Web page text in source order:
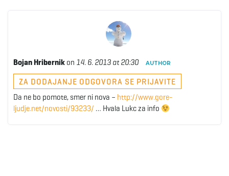
Bojan Hribernik on 14. 6. 2013 at 20:30 AUTHOR
ZA DODAJANJE ODGOVORA SE PRIJAVITE
Da ne bo pomote, smer ni nova – http://www.gore-
ljudje.net/novosti/93233/ … Hvala Lukc za info